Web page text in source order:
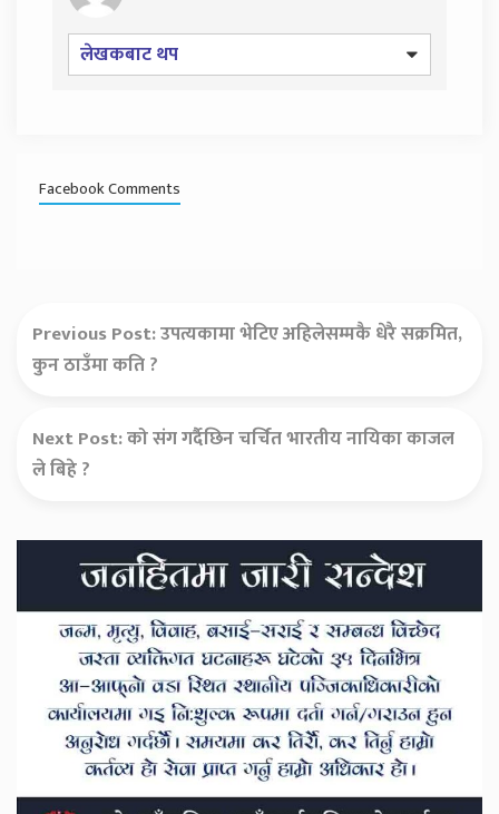
लेखकबाट थप
Facebook Comments
Previous Post:उपत्यकामा भेटिए अहिलेसम्मकै धेरै सक्रमित,
कुन ठाउँमा कति ?
Next Post:को संग गर्दैछिन चर्चित भारतीय नायिका काजल
ले बिहे ?
Secondary
Sidebar